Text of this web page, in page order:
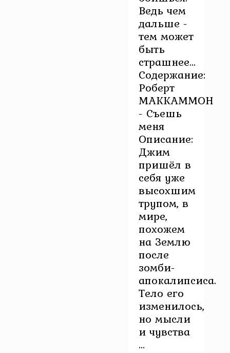
Ведь чем
дальше -
тем может
быть
страшнее...
Содержание:
Роберт
МАККАММОН
- Съешь
меня
Описание:
Джим
пришёл в
себя уже
высохшим
трупом, в
мире,
похожем
на Землю
после
зомби-
апокалипсиса.
Тело его
изменилось,
но мысли
и чувства
...